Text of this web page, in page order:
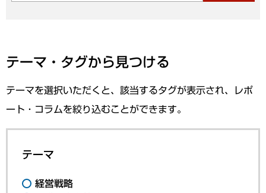
テーマ・タグから見つける
テーマを選択いただくと、該当するタグが表示され、レポ
ート・コラムを絞り込むことができます。
テーマ
経営戦略